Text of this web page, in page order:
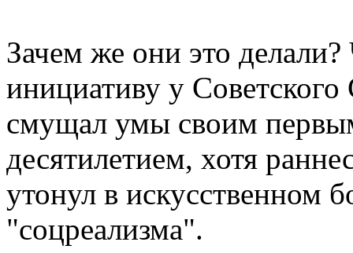
Зачем же они это
инициативу у
смущал умы своим
десятилетием, хотя
утонул в искусственном
"соцреализма".